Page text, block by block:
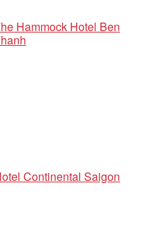
Hammock Hotel Ben
Continental Saigon